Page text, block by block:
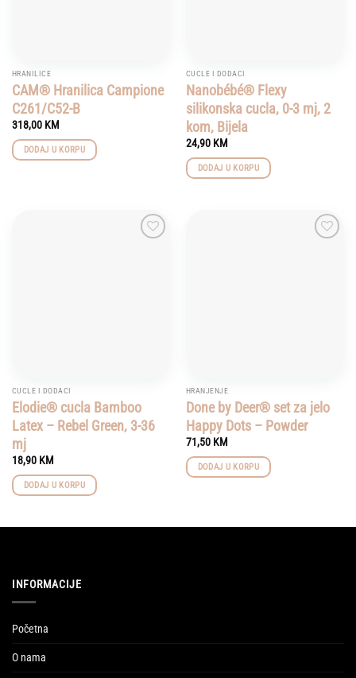
HRANILICE
CAM® Hranilica Campione
C261/C52-B
318,00 KM
DODAJ U KORPU
CUCLE I DODACI
Nanobébé® Flexy
silikonska cucla, 0-3 mj, 2
kom, Bijela
24,90 KM
DODAJ U KORPU
CUCLE I DODACI
Elodie® cucla Bamboo
Latex – Rebel Green, 3-36
mj
18,90 KM
DODAJ U KORPU
HRANJENJE
Done by Deer® set za jelo
Happy Dots – Powder
71,50 KM
DODAJ U KORPU
INFORMACIJE
Početna
O nama